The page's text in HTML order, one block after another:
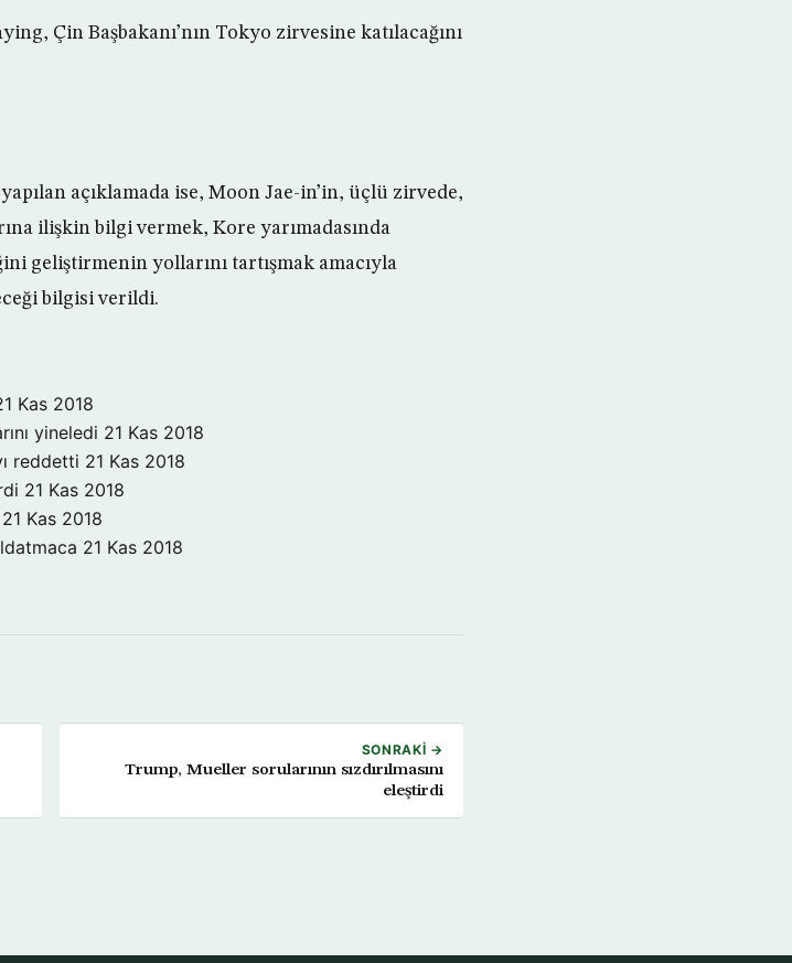
Çin Başbakanı’nın Tokyo zirvesine katılacağını
açıklamada ise, Moon Jae-in’in, üçlü zirvede,
ilişkin bilgi vermek, Kore yarımadasında
geliştirmenin yollarını tartışmak amacıyla
bilgisi verildi.
Kas 2018
yineledi 21 Kas 2018
reddetti 21 Kas 2018
21 Kas 2018
21 Kas 2018
21 Kas 2018
SONRAKI →
Trump, Mueller sorularının sızdırılmasını
eleştirdi